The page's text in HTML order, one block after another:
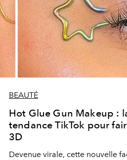
BEAUTÉ
Hot Glue Gun Makeup :
tendance TikTok pour
3D
Devenue virale, cette nouvelle